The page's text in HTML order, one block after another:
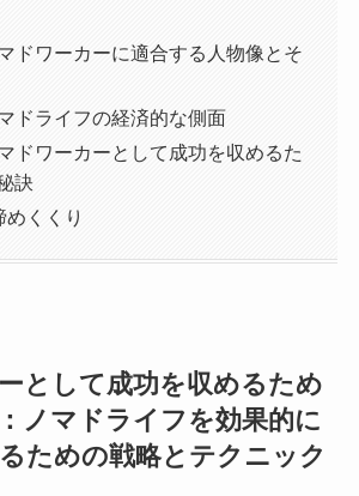
ドワーカーに適合する人物像とそ
ドライフの経済的な側面
ドワーカーとして成功を収めるた
訣
めくくり
として成功を収めるため
ノマドライフを効果的に
ための戦略とテクニック